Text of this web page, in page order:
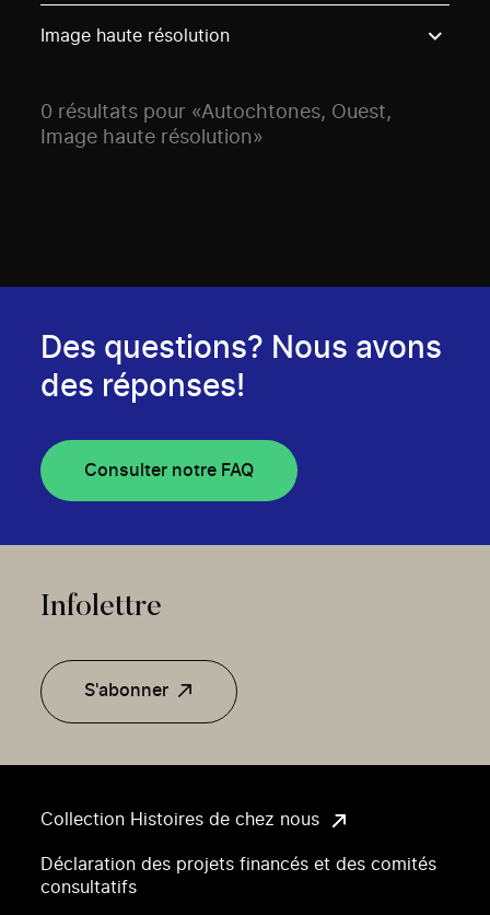
Image haute résolution
0 résultats pour «Autochtones, Ouest,
Image haute résolution»
Collection Histoires de chez nous
Déclaration des projets financés et des comités
consultatifs
Des questions? Nous avons
des réponses!
Consulter notre FAQ
Infolettre
S'abonner